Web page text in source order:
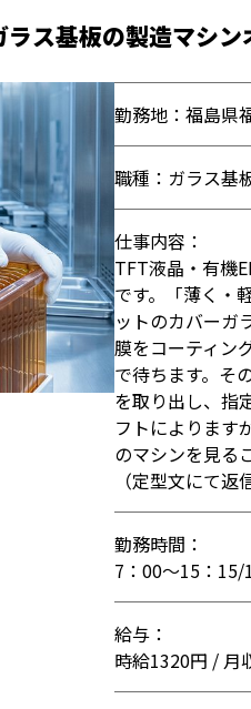
ス基板の製造マシ
勤務地：福島県
職種：ガラス基
仕事内容：
TFT液晶・有機
です。「薄く・
ットのカバーガ
膜をコーティン
で待ちます。そ
を取り出し、指
フトによります
のマシンを見る
（定型文にて
勤務時間：
7：00～15：15/
給与：
時給1320円 / 月